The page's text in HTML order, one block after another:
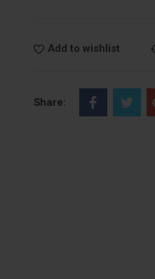
Add to wishlist
Share: